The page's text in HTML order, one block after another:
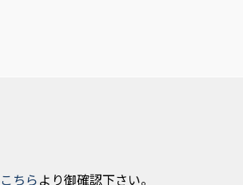
こちらより御確認下さい。